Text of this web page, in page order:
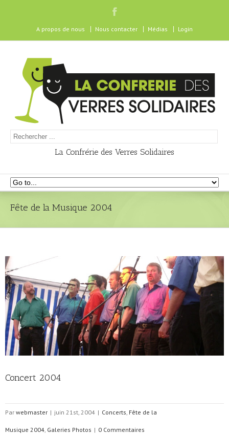
A propos de nous Nous contacter Médias Login
La Confrérie des Verres Solidaires
Fête de la Musique 2004
Concert 2004
Par webmaster | juin 21st, 2004 | Concerts, Fête de la
Musique 2004, Galeries Photos | 0 Commentaires